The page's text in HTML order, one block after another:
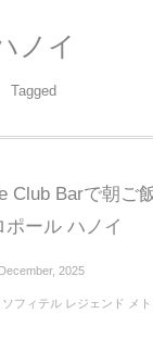
ノイ
Tagged
Club Barで朝ご
ポール ハノイ
, 2025
ソフィテル レジェンド